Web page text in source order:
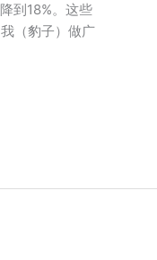
到18%。这些
（豹子）做广